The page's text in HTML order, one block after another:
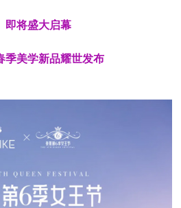
即将盛大启幕
季美学新品耀世发布